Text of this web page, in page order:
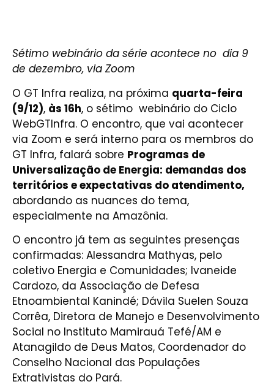
Sétimo webinário da série acontece no dia 9
de dezembro, via Zoom
O GT Infra realiza, na próxima quarta-feira
(9/12), às 16h, o sétimo webinário do Ciclo
WebGTInfra. O encontro, que vai acontecer
via Zoom e será interno para os membros do
GT Infra, falará sobre Programas de
Universalização de Energia: demandas dos
territórios e expectativas do atendimento,
abordando as nuances do tema,
especialmente na Amazônia.
O encontro já tem as seguintes presenças
confirmadas: Alessandra Mathyas, pelo
coletivo Energia e Comunidades; Ivaneide
Cardozo, da Associação de Defesa
Etnoambiental Kanindé; Dávila Suelen Souza
Corrêa, Diretora de Manejo e Desenvolvimento
Social no Instituto Mamirauá Tefé/AM e
Atanagildo de Deus Matos, Coordenador do
Conselho Nacional das Populações
Extrativistas do Pará.